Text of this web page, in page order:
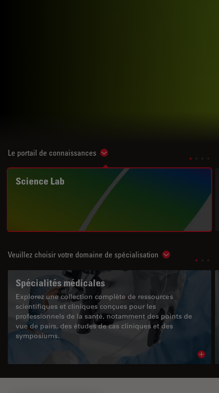
Le portail de connaissances Show subnavigation
Science Lab
Veuillez choisir votre domaine de spécialisation Show
Spécialités médicales
Explorez une collection complète de ressources
scientifiques et cliniques conçues pour les
professionnels de la santé, notamment des points de
vue de pairs, des études de cas cliniques et des
symposiums.